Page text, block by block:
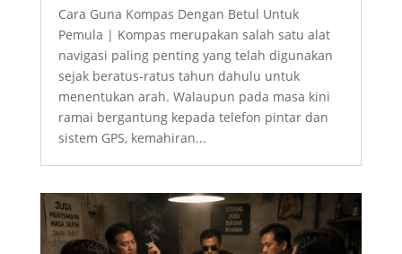
Cara Guna Kompas Dengan Betul Untuk
Pemula | Kompas merupakan salah satu alat
navigasi paling penting yang telah digunakan
sejak beratus-ratus tahun dahulu untuk
menentukan arah. Walaupun pada masa kini
ramai bergantung kepada telefon pintar dan
sistem GPS, kemahiran...